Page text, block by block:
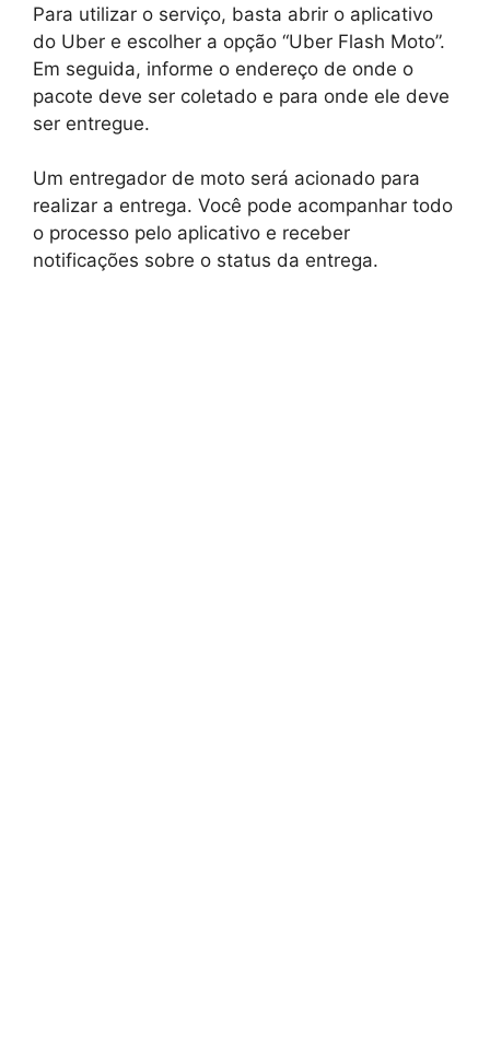
Para utilizar o serviço, basta abrir o aplicativo
do Uber e escolher a opção “Uber Flash Moto”.
Em seguida, informe o endereço de onde o
pacote deve ser coletado e para onde ele deve
ser entregue.
Um entregador de moto será acionado para
realizar a entrega. Você pode acompanhar todo
o processo pelo aplicativo e receber
notificações sobre o status da entrega.